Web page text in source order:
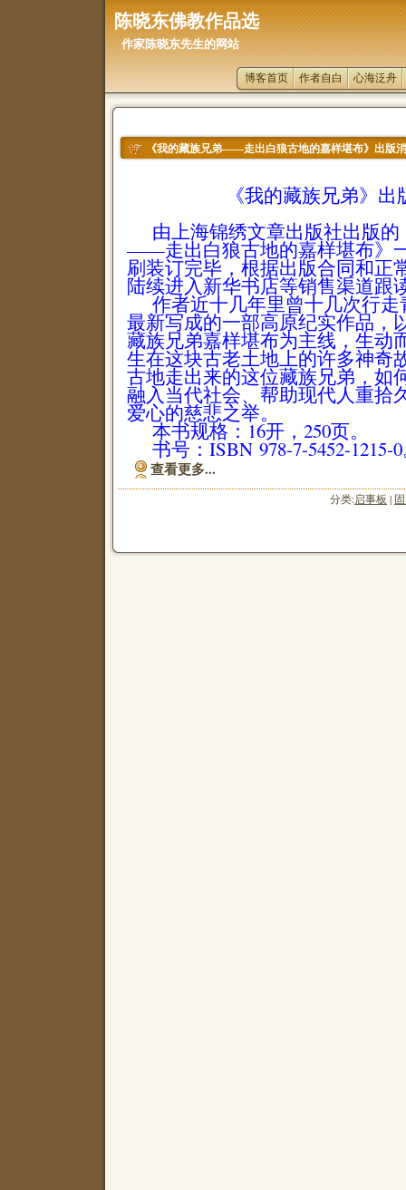
陈晓东佛教作品选
作家陈晓东先生的网站
博客首页 作者自白 心海泛舟
《我的藏族兄弟——走出白狼古地的嘉样堪布》出版
24
《我的藏族兄弟》出
由上海锦绣文章出版社出版的
——走出白狼古地的嘉样堪布》
刷装订完毕，根据出版合同和正
陆续进入新华书店等销售渠道跟
作者近十几年里曾十几次行走
最新写成的一部高原纪实作品，
藏族兄弟嘉样堪布为主线，生动
生在这块古老土地上的许多神奇
古地走出来的这位藏族兄弟，如
融入当代社会、帮助现代人重拾
爱心的慈悲之举。
本书规格：16开，250页。
书号：ISBN 978-7-5452-1215-
查看更多...
分类:启事板 |